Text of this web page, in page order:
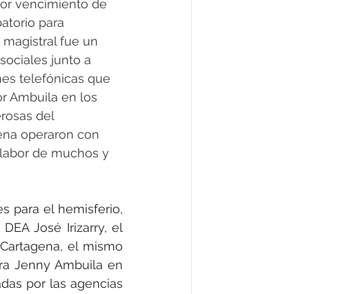
vencimiento de
para
fue un
junto a
telefónicas que
Ambuila en los
del
operaron con
de muchos y
para el hemisferio,
José Irizarry, el
el mismo
Jenny Ambuila en
por las agencias